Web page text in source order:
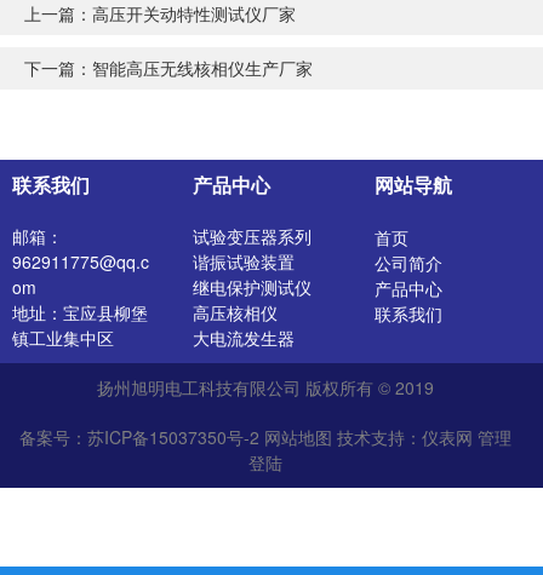
上一篇： 高压开关动特性测试仪厂家
下一篇： 智能高压无线核相仪生产厂家
联系我们
邮箱：
962911775@qq.c
om
地址：宝应县柳堡
镇工业集中区
产品中心
试验变压器系列
谐振试验装置
继电保护测试仪
高压核相仪
大电流发生器
开关特性测试仪
高压发生器
介质损耗测试仪
直流电阻测试仪
绝缘油介电强度测
仪
网站导航
首页
公司简介
产品中心
联系我们
扬州旭明电工科技有限公司 版权所有 © 2019
备案号：苏ICP备15037350号-2 网站地图 技术支持： 仪表网 管理
登陆